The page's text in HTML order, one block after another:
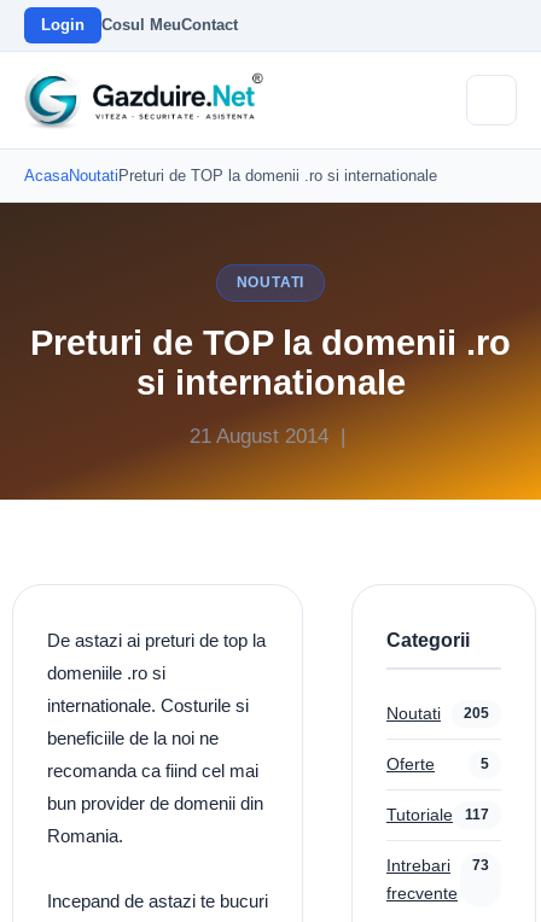
Login Cosul MeuContact
AcasaNoutati Preturi de TOP la domenii .ro si internationale
NOUTATI
Preturi de TOP la domenii .ro
si internationale
21 August 2014 |
De astazi ai preturi de top la
domeniile .ro si
internationale. Costurile si
beneficiile de la noi ne
recomanda ca fiind cel mai
bun provider de domenii din
Romania.
Incepand de astazi te bucuri
Categorii
Noutati 205
Oferte 5
Tutoriale 117
Intrebari
frecvente
73